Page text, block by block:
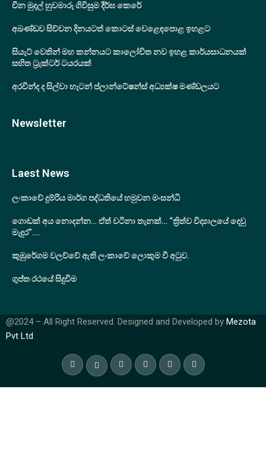
චීන මුදල් හුවමාරු ගිවිසුම දීර්ඝ කෙරේ
අඛණ්ඩව සිව්වන දිනයටත් කොටස් වෙළෙඳපොළ ඉහළට
සියැට් වෙතින් මහ කන්නයට කාලෝචිත නව ඉහළ කාර්යසාධනයක්
සහිත ට්‍රැක්ටර් ටයරයක්
අරවින්ද ද සිල්වා හැටන් ප්ලාන්ටේෂන්ස් අධ්‍යක්ෂ මණ්ඩලයට
Newsletter
Laest News
ලංකාවේ දුම්රිය මාර්ග පද්ධතියේ හමුවන මංසන්ධි
ගොඩක් අය නොදන්න… ඒත් වටිනා තැනක්… “ත්‍රිත්ව විද්‍යාලයේ දෙවු
මැදුර”….
කුඹුරේගම වලව්වේ ඇති ලංකාවේ ලොකුම වී අටුව.
ගුප්ත රථයේ සිදුවීම
@2024 – All Right Reserved. Designed and Developed by Mezota
Pvt Ltd